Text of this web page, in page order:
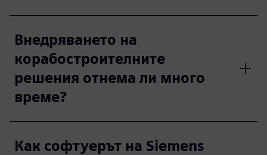
Внедряването на
корабостроителните
решения отнема ли много
време?
Как софтуерът на Siemens